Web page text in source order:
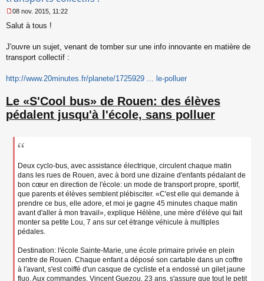
e
s
g
n
l
u
08 nov. 2015, 11:22
Salut à tous !
J'ouvre un sujet, venant de tomber sur une info innovante en matière de
transport collectif :
http://www.20minutes.fr/planete/1725929 ... le-polluer
Le «S'Cool bus» de Rouen: des élèves
pédalent jusqu'à l'école, sans polluer
Deux cyclo-bus, avec assistance électrique, circulent chaque matin
dans les rues de Rouen, avec à bord une dizaine d'enfants pédalant de
bon cœur en direction de l'école: un mode de transport propre, sportif,
que parents et élèves semblent plébisciter. «C'est elle qui demande à
prendre ce bus, elle adore, et moi je gagne 45 minutes chaque matin
avant d'aller à mon travail», explique Hélène, une mère d'élève qui fait
monter sa petite Lou, 7 ans sur cet étrange véhicule à multiples
pédales.
Destination: l'école Sainte-Marie, une école primaire privée en plein
centre de Rouen. Chaque enfant a déposé son cartable dans un coffre
à l'avant, s'est coiffé d'un casque de cycliste et a endossé un gilet jaune
fluo. Aux commandes, Vincent Guezou, 23 ans, s'assure que tout le petit